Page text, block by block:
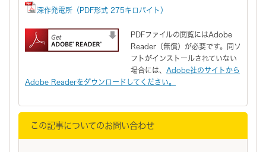
深作発電所（PDF形式 275キロバイト）
PDFファイルの閲覧にはAdobe
Reader（無償）が必要です。同ソ
フトがインストールされていない
場合には、 Adobe社のサイトから
Adobe Readerをダウンロードしてください。
この記事についてのお問い合わせ